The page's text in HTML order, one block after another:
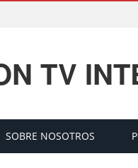
TV
SOBRE NOSOTROS